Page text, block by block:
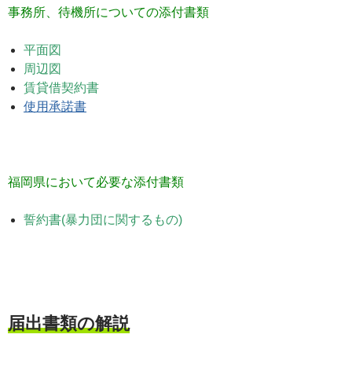
事務所、待機所についての添付書類
平面図
周辺図
賃貸借契約書
使用承諾書
福岡県において必要な添付書類
誓約書(暴力団に関するもの)
届出書類の解説